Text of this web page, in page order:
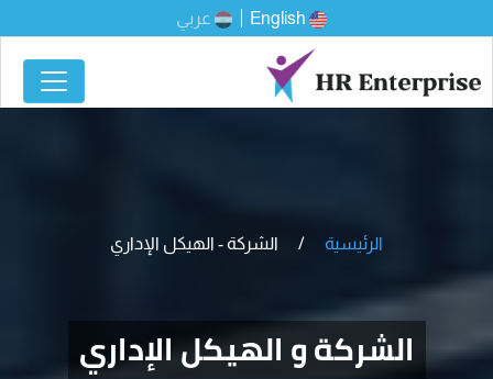
English عربي
الرئيسية الشركة - الهيكل الإداري
الشركة و الهيكل الإداري